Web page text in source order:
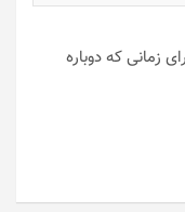
زمانی که دوباره